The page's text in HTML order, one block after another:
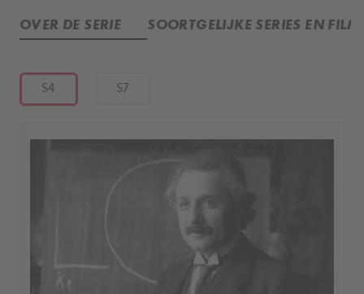
OVER DE SERIE SOORTGELIJKE SERIES EN
S4 S7